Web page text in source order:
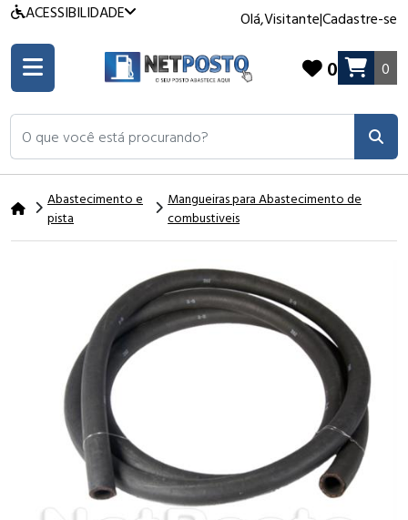
ACESSIBILIDADE Olá,Visitante|Cadastre-se
O que você está procurando?
0 0
Abastecimento e
pista
Mangueiras para Abastecimento de
combustiveis